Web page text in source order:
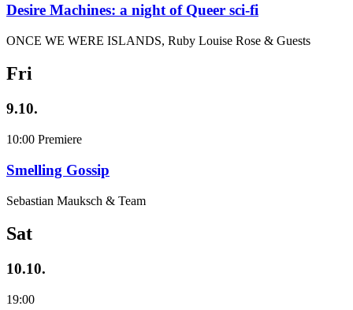
Desire Machines: a night of Queer sci-fi
ONCE WE WERE ISLANDS, Ruby Louise Rose & Guests
Fri
9.10.
10:00 Premiere
Smelling Gossip
Sebastian Mauksch & Team
Sat
10.10.
19:00